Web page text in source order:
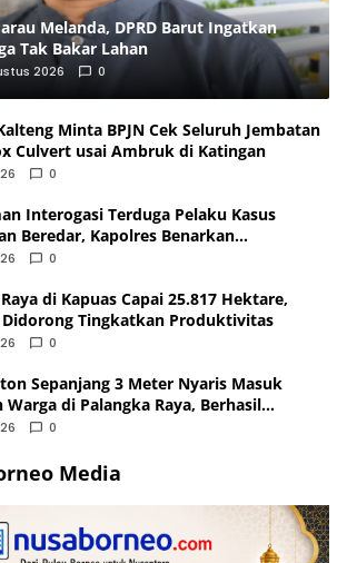
Melanda, DPRD Barut Ingatkan
Tak Bakar Lahan
2026 0
Minta BPJN Cek Seluruh Jembatan
Culvert usai Ambruk di Katingan
0
Interogasi Terduga Pelaku Kasus
Beredar, Kapolres Benarkan
0
di Kapuas Capai 25.817 Hektare,
Didorong Tingkatkan Produktivitas
0
Sepanjang 3 Meter Nyaris Masuk
Warga di Palangka Raya, Berhasil
0
Media